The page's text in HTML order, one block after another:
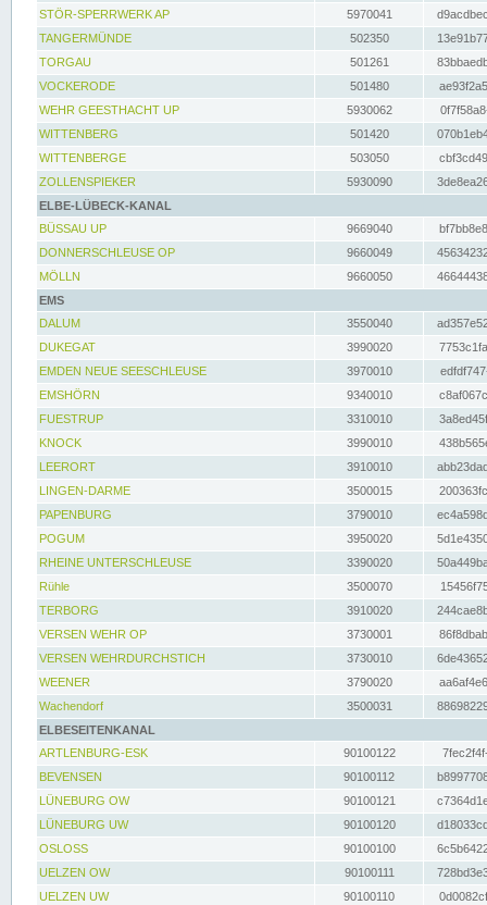
STÖR-SPERRWERK AP 5970041
TANGERMÜNDE
502350
TORGAU
501261
VOCKERODE
501480
WEHR GEESTHACHT UP
5930062
WITTENBERG
501420
WITTENBERGE
503050
ZOLLENSPIEKER
5930090
ELBE-LÜBECK-KANAL
BÜSSAU UP
9669040
DONNERSCHLEUSE OP
9660049
MÖLLN
9660050
EMS
DALUM
3550040
DUKEGAT
3990020
EMDEN NEUE SEESCHLEUSE
3970010
EMSHÖRN
9340010
FUESTRUP
3310010
KNOCK
3990010
LEERORT
3910010
LINGEN-DARME
3500015
PAPENBURG
3790010
POGUM
3950020
RHEINE UNTERSCHLEUSE
3390020
Rühle
3500070
TERBORG
3910020
VERSEN WEHR OP
3730001
VERSEN WEHRDURCHSTICH
3730010
WEENER
3790020
Wachendorf
3500031
ELBESEITENKANAL
ARTLENBURG-ESK
90100122
BEVENSEN
90100112
LÜNEBURG OW
90100121
LÜNEBURG UW
90100120
OSLOSS
90100100
UELZEN OW
90100111
UELZEN UW
90100110